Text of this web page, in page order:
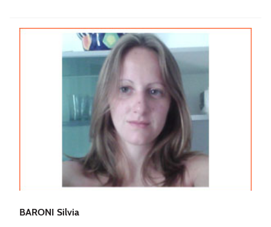
BARONI Silvia